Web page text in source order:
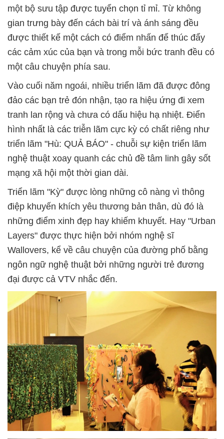
một bộ sưu tập được tuyển chọn tỉ mỉ. Từ không
gian trưng bày đến cách bài trí và ánh sáng đều
được thiết kế một cách có điểm nhấn để thúc đẩy
các cảm xúc của bạn và trong mỗi bức tranh đều có
một câu chuyện phía sau.
Vào cuối năm ngoái, nhiều triển lãm đã được đông
đảo các bạn trẻ đón nhận, tạo ra hiệu ứng đi xem
tranh lan rộng và chưa có dấu hiệu hạ nhiệt. Điển
hình nhất là các triễn lãm cực kỳ có chất riêng như
triển lãm "Hù: QUẢ BÁO" - chuỗi sự kiện triển lãm
nghệ thuật xoay quanh các chủ đề tâm linh gây sốt
mạng xã hội một thời gian dài.
Triển lãm "Kỳ" được lòng những cô nàng vì thông
điệp khuyến khích yêu thương bản thân, dù đó là
những điểm xinh đẹp hay khiếm khuyết. Hay "Urban
Layers" được thực hiện bởi nhóm nghệ sĩ
Wallovers, kể về câu chuyện của đường phố bằng
ngôn ngữ nghệ thuật bởi những người trẻ đương
đại được cả VTV nhắc đến.